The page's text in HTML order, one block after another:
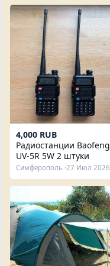
4,000 RUB
Радиостанции Baofeng
UV-5R 5W 2 штуки
Симферополь ·27 Июл 2026